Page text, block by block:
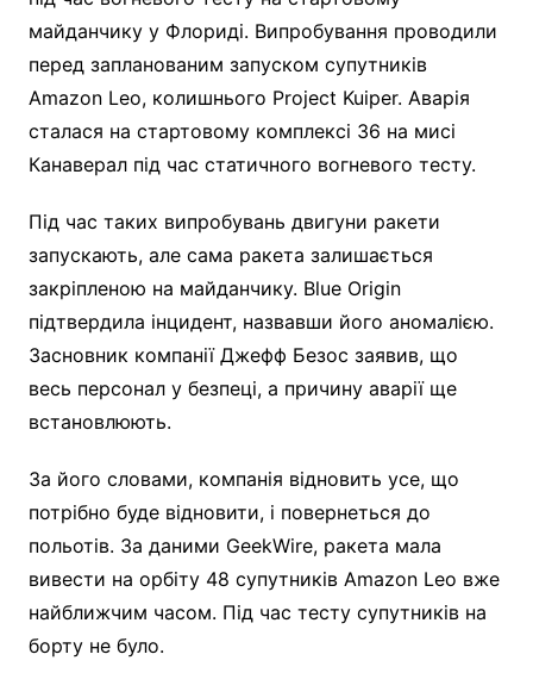
майданчику у Флориді. Випробування проводили
перед запланованим запуском супутників
Amazon Leo, колишнього Project Kuiper. Аварія
сталася на стартовому комплексі 36 на мисі
Канаверал під час статичного вогневого тесту.
Під час таких випробувань двигуни ракети
запускають, але сама ракета залишається
закріпленою на майданчику. Blue Origin
підтвердила інцидент, назвавши його аномалією.
Засновник компанії Джефф Безос заявив, що
весь персонал у безпеці, а причину аварії ще
встановлюють.
За його словами, компанія відновить усе, що
потрібно буде відновити, і повернеться до
польотів. За даними GeekWire, ракета мала
вивести на орбіту 48 супутників Amazon Leo вже
найближчим часом. Під час тесту супутників на
борту не було.